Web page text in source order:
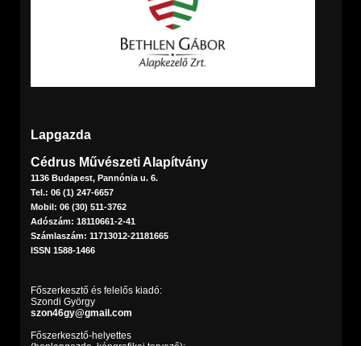
Lapgazda
Cédrus Művészeti Alapítvány
1136 Budapest, Pannónia u. 6.
Tel.: 06 (1) 247-6657
Mobil: 06 (30) 511-3762
Adószám: 18110661-2-41
Számlaszám: 11713012-21181665
ISSN 1588-1466
Főszerkesztő és felelős kiadó:
Szondi György
szon46gy@gmail.com
Főszerkesztő-helyettes